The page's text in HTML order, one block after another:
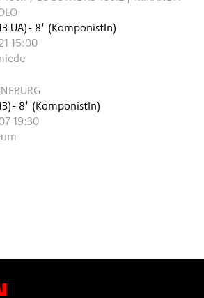
UA)- 8' (KomponistIn)
15:00
)- 8' (KomponistIn)
19:30